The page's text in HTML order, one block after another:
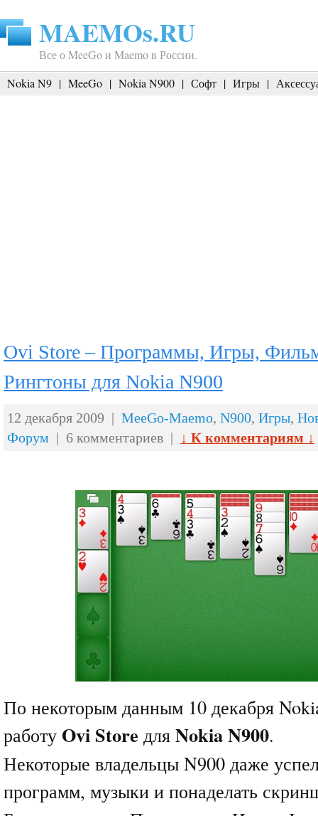
MAEMOs.RU
Все о MeeGo и Maemo в России.
Nokia N9 | MeeGo | Nokia N900 | Софт | Игры |
Ovi Store – Программы, Игры,
Рингтоны для Nokia N900
12 декабря 2009 | MeeGo-Maemo, N900, Игры,
Форум | 6 комментариев | ↓ К комментариям ↓
По некоторым данным 10 декабря
работу Ovi Store для Nokia N900.
Некоторые владельцы N900 даже
программ, музыки и понаделать